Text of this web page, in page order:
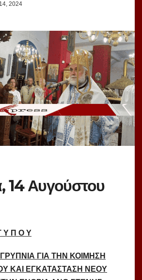
2024
14 Αυγούστου
Υ Π Ο Υ
ΓΙΑ ΤΗΝ ΚΟΙΜΗΣΗ
ΚΑΙ ΕΓΚΑΤΑΣΤΑΣΗ ΝΕΟΥ